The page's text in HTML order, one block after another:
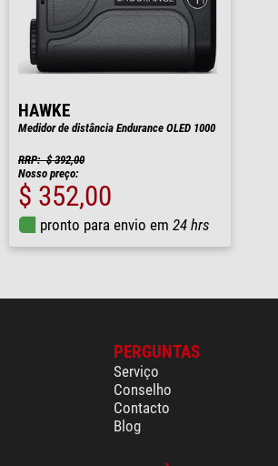
HAWKE
Medidor de distância Endurance OLED 1000
RRP: $ 392,00
Nosso preço:
$ 352,00
pronto para envio em 24 hrs
PERGUNTAS
Serviço
Conselho
Contacto
Blog